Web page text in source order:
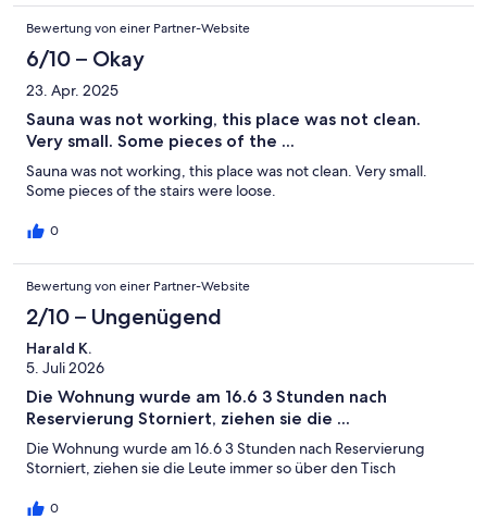
Bewertung von einer Partner-Website
6/10 – Okay
23. Apr. 2025
Sauna was not working, this place was not clean.
Very small. Some pieces of the ...
Sauna was not working, this place was not clean. Very small.
Some pieces of the stairs were loose.
0
Bewertung von einer Partner-Website
2/10 – Ungenügend
Harald K.
5. Juli 2026
Die Wohnung wurde am 16.6 3 Stunden nach
Reservierung Storniert, ziehen sie die ...
Die Wohnung wurde am 16.6 3 Stunden nach Reservierung
Storniert, ziehen sie die Leute immer so über den Tisch
0